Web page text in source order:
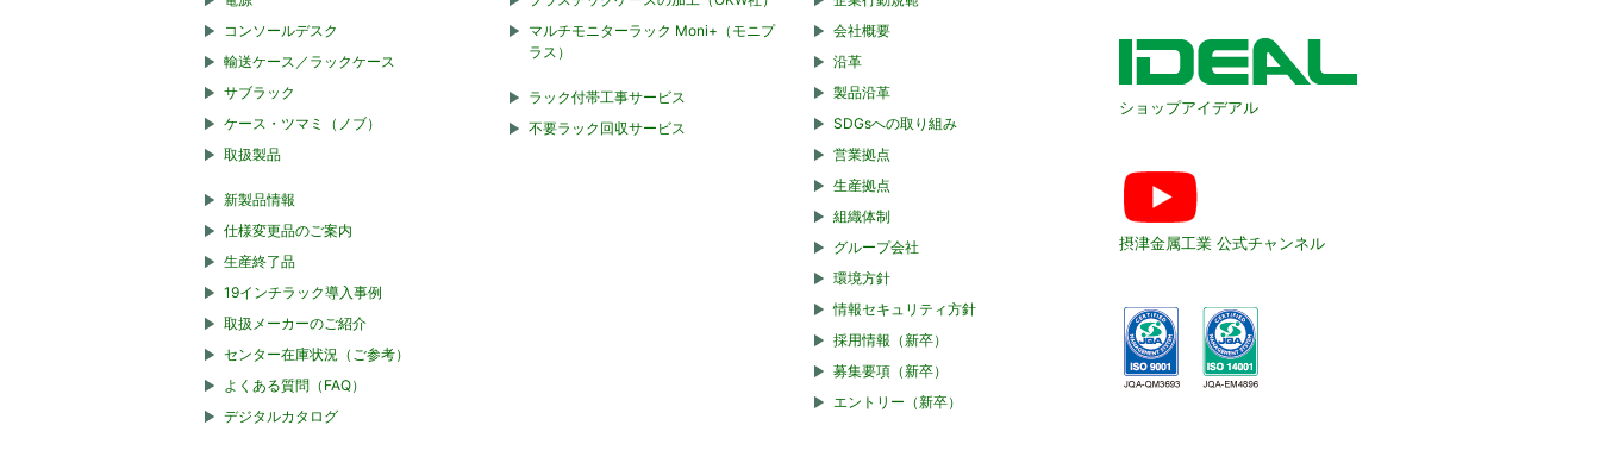
コンソールデスク
輸送ケース／ラックケース
サブラック
ケース・ツマミ（ノブ）
取扱製品
新製品情報
仕様変更品のご案内
生産終了品
19インチラック導入事例
取扱メーカーのご紹介
センター在庫状況（ご参考）
よくある質問（FAQ）
デジタルカタログ
マルチモニターラック Moni+（モニプ
ラス）
ラック付帯工事サービス
不要ラック回収サービス
会社概要
沿革
製品沿革
SDGsへの取り組み
営業拠点
生産拠点
組織体制
グループ会社
環境方針
情報セキュリティ方針
採用情報（新卒）
募集要項（新卒）
エントリー（新卒）
ショップアイデアル
摂津金属工業 公式チャンネル